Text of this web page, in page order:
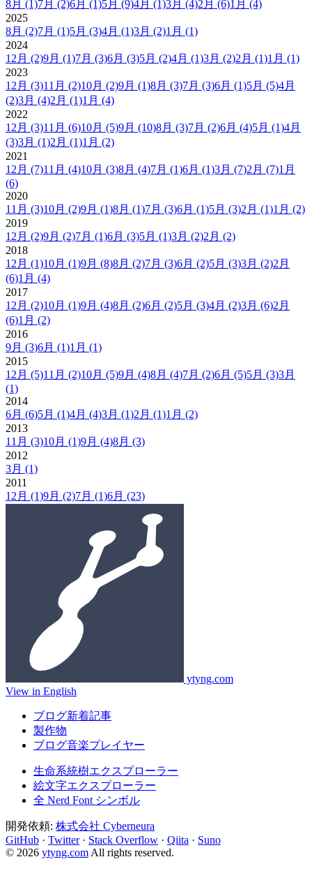
8月 (1)7月 (2)6月 (1)5月 (9)4月 (1)3月 (4)2月 (6)1月 (4)
2025
8月 (2)7月 (1)5月 (3)4月 (1)3月 (2)1月 (1)
2024
12月 (2)9月 (1)7月 (3)6月 (3)5月 (2)4月 (1)3月 (2)2月 (1)1月 (1)
2023
12月 (3)11月 (2)10月 (2)9月 (1)8月 (3)7月 (3)6月 (1)5月 (5)4月
(2)3月 (4)2月 (1)1月 (4)
2022
12月 (3)11月 (6)10月 (5)9月 (10)8月 (3)7月 (2)6月 (4)5月 (1)4月
(3)3月 (1)2月 (1)1月 (2)
2021
12月 (7)11月 (4)10月 (3)8月 (4)7月 (1)6月 (1)3月 (7)2月 (7)1月
(6)
2020
11月 (3)10月 (2)9月 (1)8月 (1)7月 (3)6月 (1)5月 (3)2月 (1)1月 (2)
2019
12月 (2)9月 (2)7月 (1)6月 (3)5月 (1)3月 (2)2月 (2)
2018
12月 (1)10月 (1)9月 (8)8月 (2)7月 (3)6月 (2)5月 (3)3月 (2)2月
(6)1月 (4)
2017
12月 (2)10月 (1)9月 (4)8月 (2)6月 (2)5月 (3)4月 (2)3月 (6)2月
(6)1月 (2)
2016
9月 (3)6月 (1)1月 (1)
2015
12月 (5)11月 (2)10月 (5)9月 (4)8月 (4)7月 (2)6月 (5)5月 (3)3月
(1)
2014
6月 (6)5月 (1)4月 (4)3月 (1)2月 (1)1月 (2)
2013
11月 (3)10月 (1)9月 (4)8月 (3)
2012
3月 (1)
2011
12月 (1)9月 (2)7月 (1)6月 (23)
ytyng.com
View in English
ブログ新着記事
製作物
ブログ音楽プレイヤー
生命系統樹エクスプローラー
絵文字エクスプローラー
全 Nerd Font シンボル
開発依頼: 株式会社 Cyberneura
GitHub · Twitter · Stack Overflow · Qiita · Suno
© 2026 ytyng.com All rights reserved.